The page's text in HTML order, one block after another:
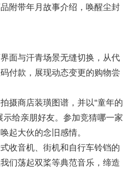
附带年月故事介绍，唤醒尘封
面与汗青场景无缝切换，从代
付款，展现动态变更的购物尝
摄商店装璜图谱，并以“童年的
示给亲朋好友。参加竞猜哪一家
起大伙的念旧感情。
收音机、街机和自行车铃铛的
们荡起双桨等典范音乐，缔造